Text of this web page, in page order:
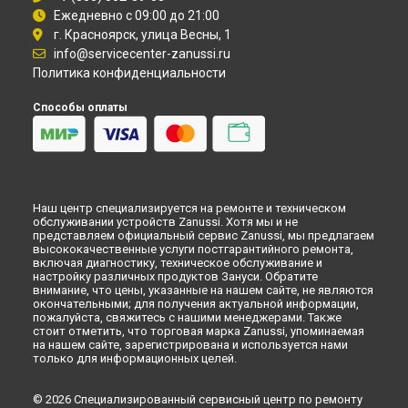
Самаре
Замена терморегулятора водонагревателя Zanussi в
Омске
Замена терморегулятора водонагревателя Zanussi в
Замена терморегулятора водонагревателя Zanussi в
Замена терморегулятора водонагревателя Zanussi в
Замена терморегулятора водонагревателя Zanussi в
Оренбурге
Замена терморегулятора водонагревателя Zanussi в
Кемерово
Замена терморегулятора водонагревателя Zanussi в
Новокузнецке
Замена терморегулятора водонагревателя Zanussi в
Рязани
Замена терморегулятора водонагревателя Zanussi в
Замена терморегулятора водонагревателя Zanussi в
Ежедневно с 09:00 до 21:00
г. Красноярск, улица Весны, 1
info@servicecenter-zanussi.ru
Политика конфиденциальности
Способы оплаты
Наш центр специализируется на ремонте и техническом
обслуживании устройств Zanussi. Хотя мы и не
представляем официальный сервис Zanussi, мы предлагаем
высококачественные услуги постгарантийного ремонта,
включая диагностику, техническое обслуживание и
настройку различных продуктов Зануси. Обратите
внимание, что цены, указанные на нашем сайте, не являются
окончательными; для получения актуальной информации,
пожалуйста, свяжитесь с нашими менеджерами. Также
стоит отметить, что торговая марка Zanussi, упоминаемая
на нашем сайте, зарегистрирована и используется нами
только для информационных целей.
© 2026 Специализированный сервисный центр по ремонту